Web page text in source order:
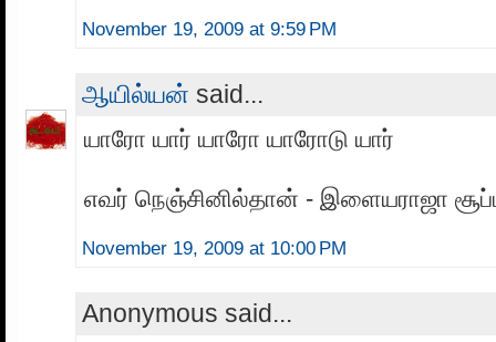
November 19, 2009 at 9:59 PM
ஆயில்யன் said...
யாரோ யார் யாரோ யாரோடு யார்
எவர் நெஞ்சினில்தான் - இளையராஜா
November 19, 2009 at 10:00 PM
Anonymous said...